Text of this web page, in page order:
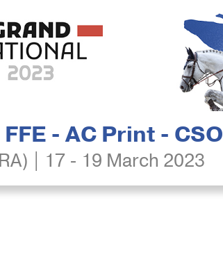
- AC Print - CSO
| 17 - 19 March 2023